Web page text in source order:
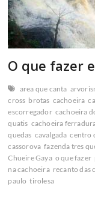
O que fazer
area que canta
cross brotas cachoeira
escorregador cachoeira
quatis cachoeira
quedas cavalgada centro
cassorova fazenda tres
Chueire Gaya o que fazer
na cachoeira recanto das
paulo tirolesa